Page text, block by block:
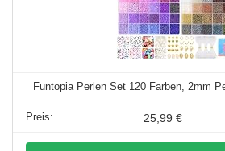
Funtopia Perlen Set 120 Farben, 2mm
25,99 €